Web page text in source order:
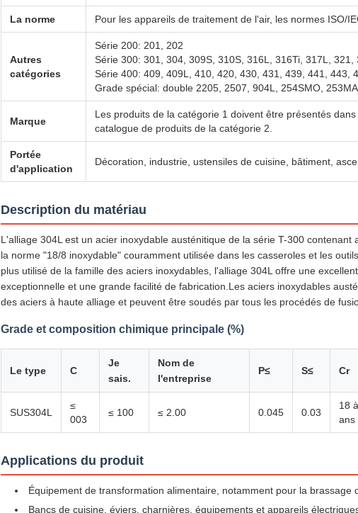
La norme Pour les appareils de traitement de l'air, les normes ISO/
Autres
catégories
Série 200: 201, 202
Série 300: 301, 304, 309S, 310S, 316L, 316Ti, 317L, 321,
Série 400: 409, 409L, 410, 420, 430, 431, 439, 441, 443,
Grade spécial: double 2205, 2507, 904L, 254SMO, 253MA
Marque
Les produits de la catégorie 1 doivent être présentés
catalogue de produits de la catégorie 2.
Portée
d'application
Décoration, industrie, ustensiles de cuisine, bâtiment,
Description du matériau
L'alliage 304L est un acier inoxydable austénitique de la série T-300
la norme "18/8 inoxydable" couramment utilisée dans les casseroles et les
plus utilisé de la famille des aciers inoxydables, l'alliage 304L offre une
exceptionnelle et une grande facilité de fabrication.Les aciers inoxydables
des aciers à haute alliage et peuvent être soudés par tous les procédés de
Grade et composition chimique principale (%)
Le type C
Je
sais.
Nom de
l'entreprise
P≤ S≤ Cr
SUS304L
≤
003
≤ 100 ≤ 2.00 0.045 0.03
18
ans
Applications du produit
Équipement de transformation alimentaire, notamment pour la
Bancs de cuisine, éviers, charnières, équipements et appareils